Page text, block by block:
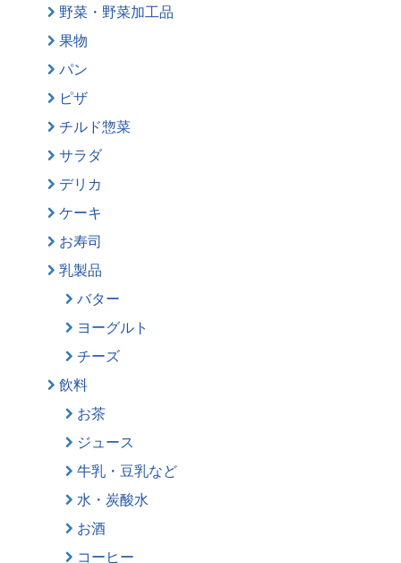
野菜・野菜加工品
果物
パン
ピザ
チルド惣菜
サラダ
デリカ
ケーキ
お寿司
乳製品
バター
ヨーグルト
チーズ
飲料
お茶
ジュース
牛乳・豆乳など
水・炭酸水
お酒
コーヒー